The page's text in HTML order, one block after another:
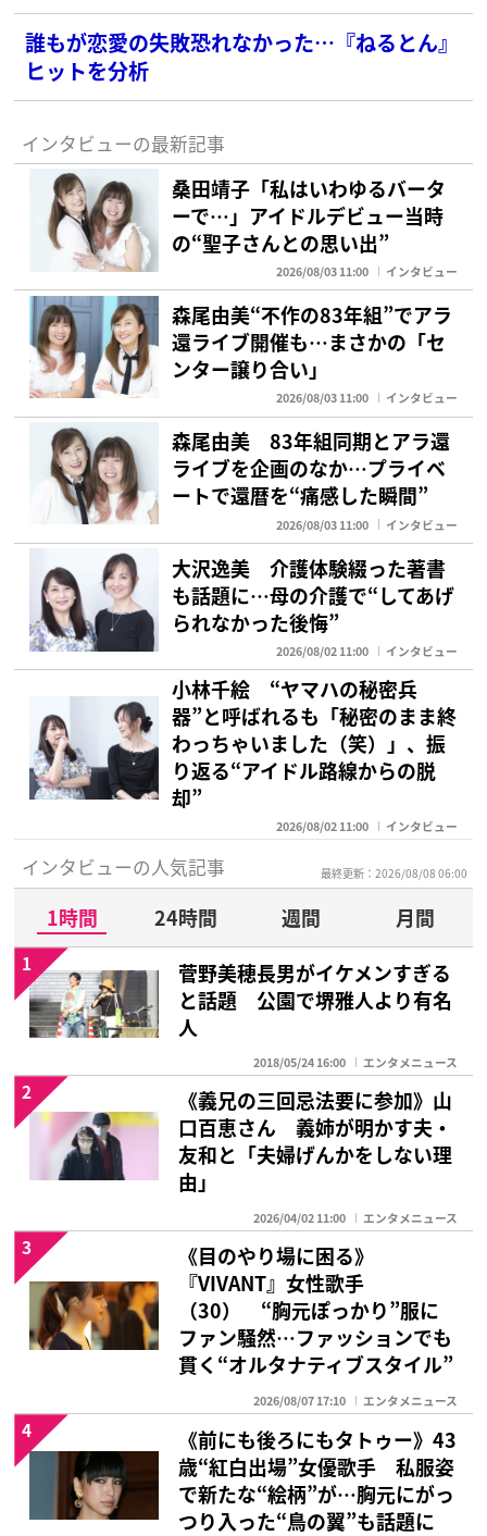
誰もが恋愛の失敗恐れなかった…『ねるとん』
ヒットを分析
インタビューの最新記事
桑田靖子「私はいわゆるバータ
ーで…」アイドルデビュー当時
の“聖子さんとの思い出”
2026/08/03 11:00 インタビュー
森尾由美“不作の83年組”でアラ
還ライブ開催も…まさかの「セ
ンター譲り合い」
2026/08/03 11:00 インタビュー
森尾由美 83年組同期とアラ還
ライブを企画のなか…プライベ
ートで還暦を“痛感した瞬間”
2026/08/03 11:00 インタビュー
大沢逸美 介護体験綴った著書
も話題に…母の介護で“してあげ
られなかった後悔”
2026/08/02 11:00 インタビュー
小林千絵 “ヤマハの秘密兵
器”と呼ばれるも「秘密のまま終
わっちゃいました（笑）」、振
り返る“アイドル路線からの脱
却”
2026/08/02 11:00 インタビュー
インタビューの人気記事 最終更新：2026/08/08 06:00
1時間 24時間 週間
月間
菅野美穂長男がイケメンすぎる
と話題 公園で堺雅人より有名
人
2018/05/24 16:00 エンタメニュース
1
《義兄の三回忌法要に参加》山
口百恵さん 義姉が明かす夫・
友和と「夫婦げんかをしない理
由」
2026/04/02 11:00 エンタメニュース
2
《目のやり場に困る》
『VIVANT』女性歌手
（30） “胸元ぽっかり”服に
ファン騒然…ファッションでも
貫く“オルタナティブスタイル”
2026/08/07 17:10 エンタメニュース
3
《前にも後ろにもタトゥー》43
歳“紅白出場”女優歌手 私服姿
で新たな“絵柄”が…胸元にがっ
つり入った“鳥の翼”も話題に
4